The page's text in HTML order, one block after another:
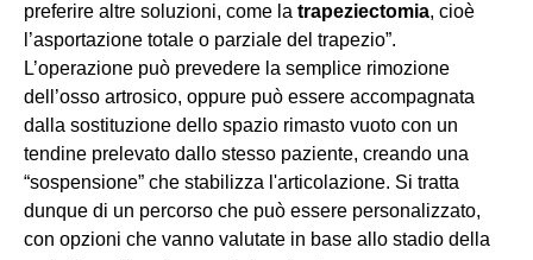
preferire altre soluzioni, come la trapeziectomia, cioè
l’asportazione totale o parziale del trapezio”.
L’operazione può prevedere la semplice rimozione
dell’osso artrosico, oppure può essere accompagnata
dalla sostituzione dello spazio rimasto vuoto con un
tendine prelevato dallo stesso paziente, creando una
“sospensione” che stabilizza l'articolazione. Si tratta
dunque di un percorso che può essere personalizzato,
con opzioni che vanno valutate in base allo stadio della